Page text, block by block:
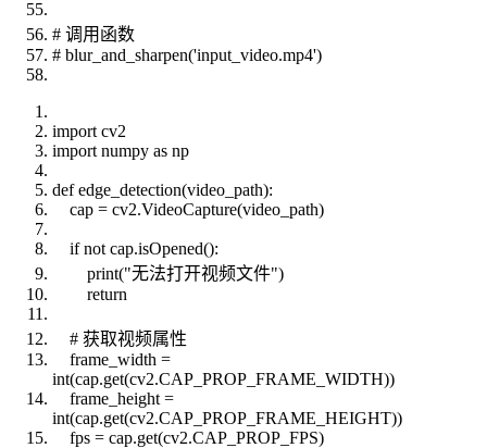
# 调用函数
# blur_and_sharpen('input_video.mp4')
import cv2
import numpy as np
def edge_detection(video_path):
cap = cv2.VideoCapture(video_path)
if not cap.isOpened():
print("无法打开视频文件")
return
# 获取视频属性
frame_width =
int(cap.get(cv2.CAP_PROP_FRAME_WIDTH))
frame_height =
int(cap.get(cv2.CAP_PROP_FRAME_HEIGHT))
fps = cap.get(cv2.CAP_PROP_FPS)